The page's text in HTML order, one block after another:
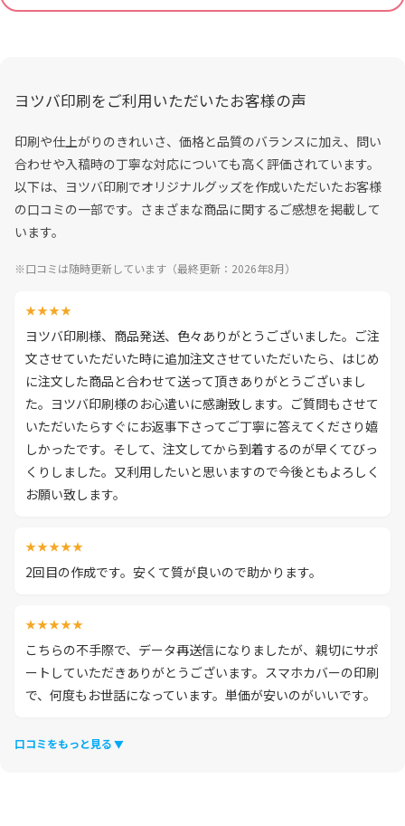
ヨツバ印刷をご利用いただいたお客様の声
印刷や仕上がりのきれいさ、価格と品質のバランスに加え、問い
合わせや入稿時の丁寧な対応についても高く評価されています。
以下は、ヨツバ印刷でオリジナルグッズを作成いただいたお客様
の口コミの一部です。さまざまな商品に関するご感想を掲載して
います。
※口コミは随時更新しています（最終更新：2026年8月）
★★★★
ヨツバ印刷様、商品発送、色々ありがとうございました。ご注
文させていただいた時に追加注文させていただいたら、はじめ
に注文した商品と合わせて送って頂きありがとうございまし
た。ヨツバ印刷様のお心遣いに感謝致します。ご質問もさせて
いただいたらすぐにお返事下さってご丁寧に答えてくださり嬉
しかったです。そして、注文してから到着するのが早くてびっ
くりしました。又利用したいと思いますので今後ともよろしく
お願い致します。
★★★★★
2回目の作成です。安くて質が良いので助かります。
★★★★★
こちらの不手際で、データ再送信になりましたが、親切にサポ
ートしていただきありがとうございます。スマホカバーの印刷
で、何度もお世話になっています。単価が安いのがいいです。
口コミをもっと見る